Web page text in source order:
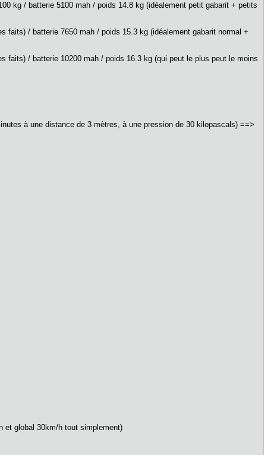
kg / batterie 5100 mah / poids 14.8 kg (idéalement petit gabarit + petits
faits) / batterie 7650 mah / poids 15.3 kg (idéalement gabarit normal +
faits) / batterie 10200 mah / poids 16.3 kg (qui peut le plus peut le moins
à une distance de 3 mètres, à une pression de 30 kilopascals) ==>
et global 30km/h tout simplement)